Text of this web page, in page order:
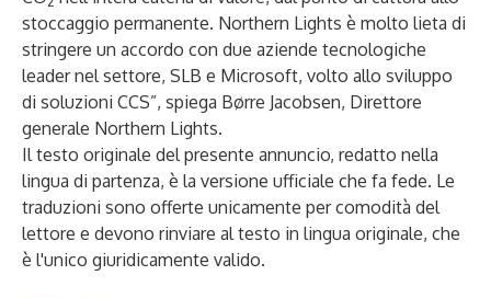
stoccaggio permanente. Northern Lights è molto lieta di
stringere un accordo con due aziende tecnologiche
leader nel settore, SLB e Microsoft, volto allo sviluppo
di soluzioni CCS”, spiega Børre Jacobsen, Direttore
generale Northern Lights.
Il testo originale del presente annuncio, redatto nella
lingua di partenza, è la versione ufficiale che fa fede. Le
traduzioni sono offerte unicamente per comodità del
lettore e devono rinviare al testo in lingua originale, che
è l'unico giuridicamente valido.